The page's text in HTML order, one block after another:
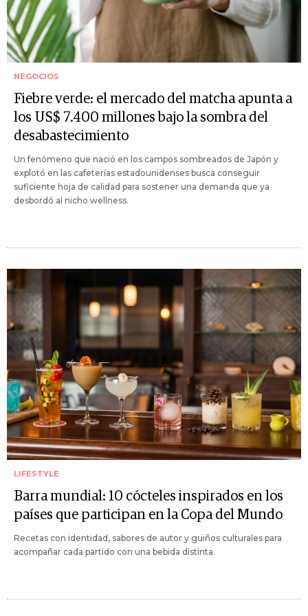
NEGOCIOS
Fiebre verde: el mercado del matcha apunta a
los US$ 7.400 millones bajo la sombra del
desabastecimiento
Un fenómeno que nació en los campos sombreados de Japón y
explotó en las cafeterías estadounidenses busca conseguir
suficiente hoja de calidad para sostener una demanda que ya
desbordó al nicho wellness.
LIFESTYLE
Barra mundial: 10 cócteles inspirados en los
países que participan en la Copa del Mundo
Recetas con identidad, sabores de autor y guiños culturales para
acompañar cada partido con una bebida distinta.